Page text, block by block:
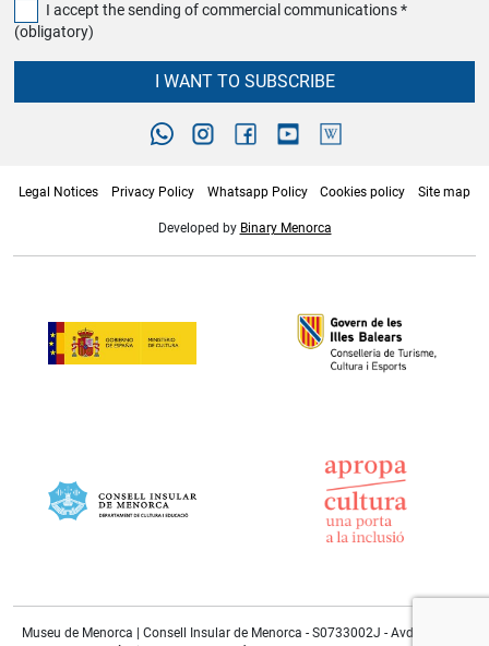
I accept the sending of commercial communications *
(obligatory)
I WANT TO SUBSCRIBE
Legal Notices Privacy Policy Whatsapp Policy Cookies policy Site map
Developed by Binary Menorca
Museu de Menorca | Consell Insular de Menorca - S0733002J - Avda. Doctor